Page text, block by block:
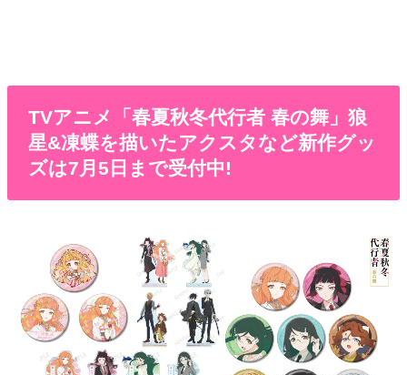
TVアニメ「春夏秋冬代行者 春の​舞」狼
星&凍蝶を描いたアクスタなど新作グッ
ズは7月5日まで受付中!